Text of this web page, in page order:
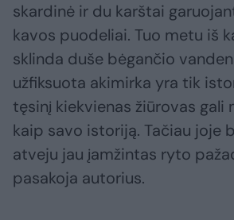
skardinė ir du karštai
kavos puodeliai. Tuo metu iš
sklinda duše bėgančio
užfiksuota akimirka yra tik
tęsinį kiekvienas žiūrovas gali
kaip savo istoriją. Tačiau joje
atveju jau įamžintas ryto
pasakoja autorius.